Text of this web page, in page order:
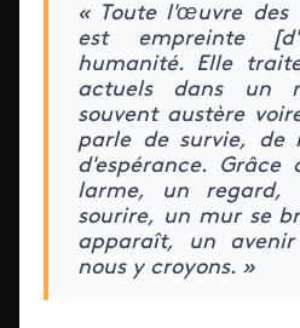
« Toute l'œuvre des
est empreinte
humanité. Elle
actuels dans un
souvent austère
parle de survie, de
d'espérance.
larme, un regard,
sourire, un mur se
apparaît, un
nous y croyons. »